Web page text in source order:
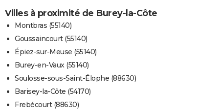
Villes à proximité de Burey-la-Côte
Montbras (55140)
Goussaincourt (55140)
Épiez-sur-Meuse (55140)
Burey-en-Vaux (55140)
Soulosse-sous-Saint-Élophe (88630)
Barisey-la-Côte (54170)
Frebécourt (88630)